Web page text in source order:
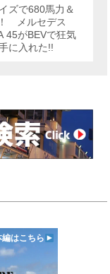
ズで680馬力＆
メルセデス
45がBEVで狂気
に入れた!!
編はこちら